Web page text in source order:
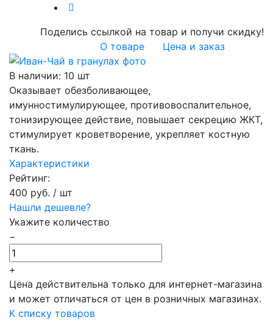
Поделись ссылкой на товар и получи скидку!
О товаре
Цена и заказ
В наличии: 10 шт
Оказывает обезболивающее,
имунностимулирующее, противовоспалительное,
тонизирующее действие, повышает секрецию ЖКТ,
стимулирует кроветворение, укрепляет костную
ткань.
Характеристики
Рейтинг:
400 руб. / шт
Нашли дешевле?
Укажите количество
−
+
Цена действительна только для интернет-магазина
и может отличаться от цен в розничных магазинах.
К списку товаров